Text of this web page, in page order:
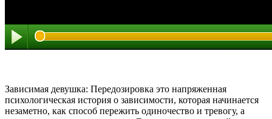
Зависимая девушка: Передозировка это напряженная
психологическая история о зависимости, которая начинается
незаметно, как способ пережить одиночество и тревогу, а